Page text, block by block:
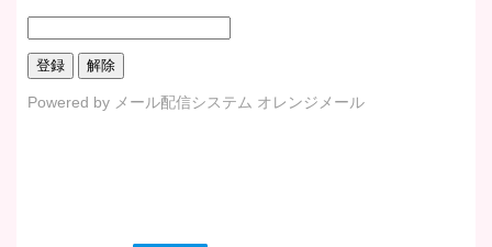
Powered by メール配信システム オレンジメール